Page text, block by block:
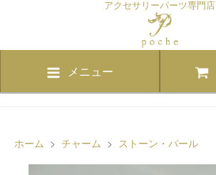
アクセサリーパーツ専門店
メニュー
ホーム > チャーム > ストーン・パール